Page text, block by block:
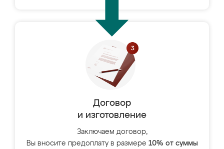
Договор
и изготовление
Заключаем договор,
Вы вносите предоплату в размере 10% от суммы